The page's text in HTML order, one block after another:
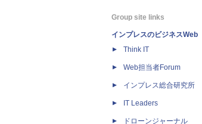
Group site links
インプレスのビジネスWeb
Think IT
Web担当者Forum
インプレス総合研究所
IT Leaders
ドローンジャーナル